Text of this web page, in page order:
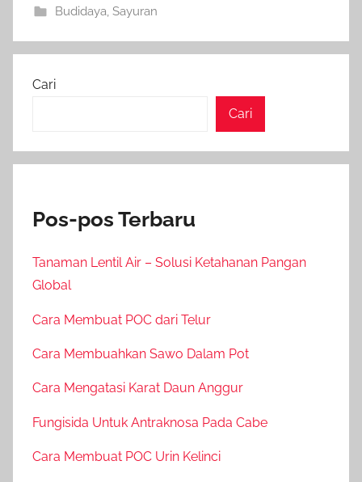
Budidaya Sayuran
Cari
Cari
Pos-pos Terbaru
Tanaman Lentil Air – Solusi Ketahanan Pangan
Global
Cara Membuat POC dari Telur
Cara Membuahkan Sawo Dalam Pot
Cara Mengatasi Karat Daun Anggur
Fungisida Untuk Antraknosa Pada Cabe
Cara Membuat POC Urin Kelinci